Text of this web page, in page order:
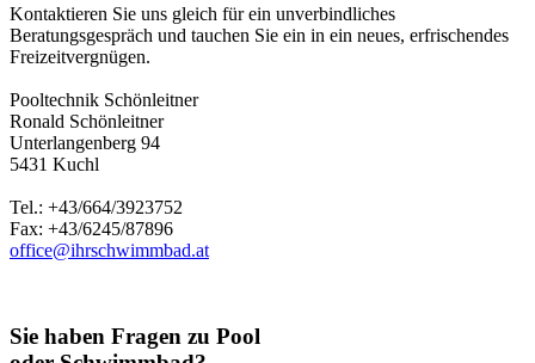
Kontaktieren Sie uns gleich für ein unverbindliches
Beratungsgespräch und tauchen Sie ein in ein neues, erfrischendes
Freizeitvergnügen.
Pooltechnik Schönleitner
Ronald Schönleitner
Unterlangenberg 94
5431 Kuchl
Tel.: +43/664/3923752
Fax: +43/6245/87896
office@ihrschwimmbad.at
Sie haben Fragen zu Pool